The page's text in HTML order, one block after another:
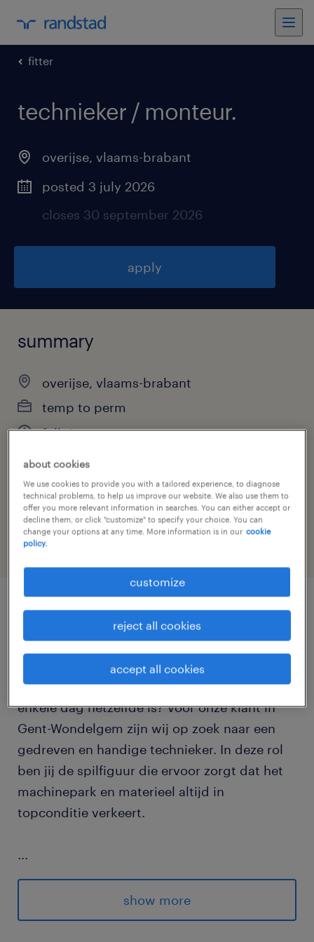
fitter
technieker / monteur.
overijse, vlaams-brabant
posted 3 july 2026
closes 30 september 2026
apply
summary
overijse, vlaams-brabant
temp to perm
full-time
job category
engineering
Zoek jij een job met veel afwisseling, waarin
je écht zelfstandig kunt sleutelen en geen
enkele dag hetzelfde is? Voor onze klant in
Gent-Wondelgem zijn wij op zoek naar een
gedreven en handige technieker. In deze rol
ben jij de spilfiguur die ervoor zorgt dat het
machinepark en materieel altijd in
topconditie verkeert.
...
Als technieker ben je verantwoordelijk voor
het onderhoud, de reparaties en het oplossen
show more
about cookies
We use cookies to provide you with a tailored experience, to diagnose
technical problems, to help us improve our website. We also use them to
offer you more relevant information in searches. You can either accept or
decline them, or click "customize" to specify your choice. You can
change your options at any time. More information is in our cookie
policy.
customize
reject all cookies
accept all cookies